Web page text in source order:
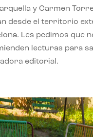
y Carmen
desde el territorio
Les pedimos que
lecturas para
editorial.